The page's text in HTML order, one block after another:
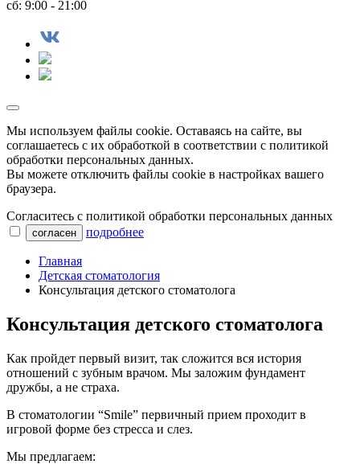
сб: 9:00 - 21:00
Мы используем файлы сookie. Оставаясь на сайте, вы
соглашаетесь с их обработкой в соответствии с политикой
обработки персональных данных.
Вы можете отключить файлы cookie в настройках вашего
браузера.
Согласитесь с политикой обработки персональных данных
согласен подробнее
Главная
Детская стоматология
Консультация детского стоматолога
Консультация детского стоматолога
Как пройдет первый визит, так сложится вся история
отношений с зубным врачом. Мы заложим фундамент
дружбы, а не страха.
В стоматологии “Smile” первичный прием проходит в
игровой форме без стресса и слез.
Мы предлагаем: